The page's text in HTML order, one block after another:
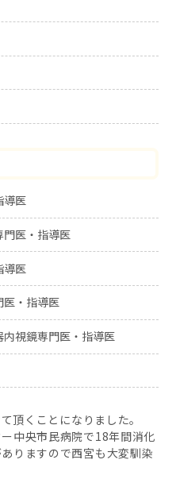
導医
門医・指導医
導医
医・指導医
視鏡専門医・指導医
頂くことになりました。
中央市民病院で18年間消化
りますので西宮も大変馴染